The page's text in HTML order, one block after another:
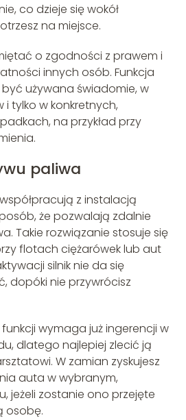
co dzieje się wokół
na miejsce.
o zgodności z prawem i
innych osób. Funkcja
używana świadomie, w
tylko w konkretnych,
na przykład przy
paliwa
z instalacją
że pozwalają zdalnie
Takie rozwiązanie stosuje się
flotach ciężarówek lub aut
silnik nie da się
dopóki nie przywrócisz
wymaga już ingerencji w
dlatego najlepiej zlecić ją
W zamian zyskujesz
auta w wybranym,
jeżeli zostanie ono przejęte
osobę.